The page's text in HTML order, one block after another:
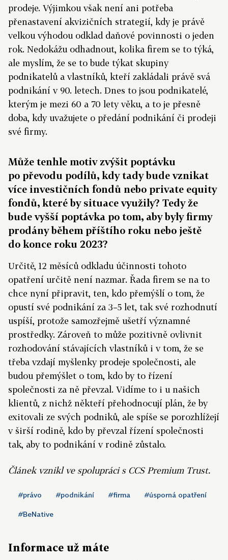
prodeje. Výjimkou však není ani potřeba
přenastavení akvizičních strategií, kdy je právě
velkou výhodou odklad daňové povinnosti o jeden
rok. Nedokážu odhadnout, kolika firem se to týká,
ale myslím, že se to bude týkat skupiny
podnikatelů a vlastníků, kteří zakládali právě svá
podnikání v 90. letech. Dnes to jsou podnikatelé,
kterým je mezi 60 a 70 lety věku, a to je přesně
doba, kdy uvažujete o předání podnikání či prodeji
své firmy.
Může tenhle motiv zvýšit poptávku
po převodu podílů, kdy tady bude vznikat
více investičních fondů nebo private equity
fondů, které by situace využily? Tedy že
bude vyšší poptávka po tom, aby byly firmy
prodány během příštího roku nebo ještě
do konce roku 2023?
Určitě, 12 měsíců odkladu účinnosti tohoto
opatření určitě není nazmar. Řada firem se na to
chce nyní připravit, ten, kdo přemýšlí o tom, že
opustí své podnikání za 3–5 let, tak své rozhodnutí
uspíší, protože samozřejmě ušetří významné
prostředky. Zároveň to může pozitivně ovlivnit
rozhodování stávajících vlastníků i v tom, že se
třeba vzdají myšlenky prodeje společnosti, ale
budou přemýšlet o tom, kdo by to řízení
společnosti za ně převzal. Vidíme to i u našich
klientů, z nichž někteří přehodnocují plán, že by
exitovali ze svých podniků, ale spíše se porozhlížejí
v širší rodině, kdo by převzal řízení společnosti
tak, aby to podnikání v rodině zůstalo.
Článek vznikl ve spolupráci s CCS Premium Trust.
#právo #podnikání #firma #úsporná opatření
#BeNative
Informace už máte